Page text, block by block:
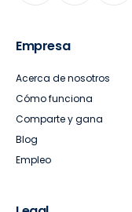
Empresa
Acerca de nosotros
Cómo funciona
Comparte y gana
Blog
Empleo